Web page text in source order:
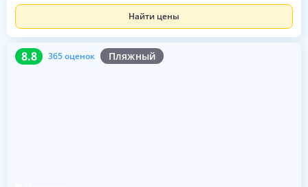
Найти цены
8.8 365 оценок Пляжный
8.8 365 оценок